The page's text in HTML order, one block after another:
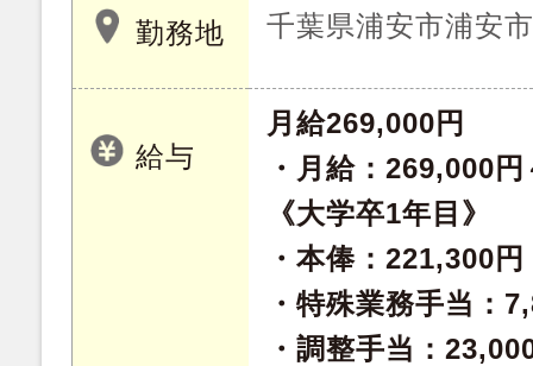
勤務地 千葉県浦安市浦安
給与
月給269,000円
・月給：269,000
《大学卒1年目》
・本俸：221,300円
・特殊業務手当：
・調整手当：